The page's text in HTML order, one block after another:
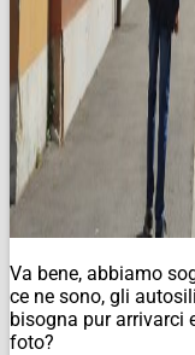
Va bene, abbiamo
ce ne sono, gli
bisogna pur arrivarci
foto?